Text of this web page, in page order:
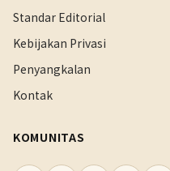
Standar Editorial
Kebijakan Privasi
Penyangkalan
Kontak
KOMUNITAS